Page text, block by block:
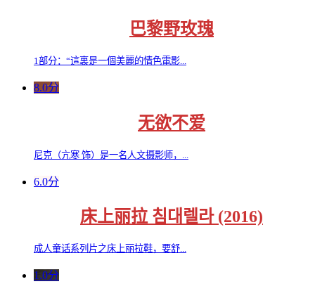
巴黎野玫瑰
1部分：“這裏是一個美麗的情色電影...
8.0分
无欲不爱
尼克（亢寒 饰）是一名人文摄影师，...
6.0分
床上丽拉 침대렐라 (2016)
成人童话系列片之床上丽拉鞋，要舒...
1.0分